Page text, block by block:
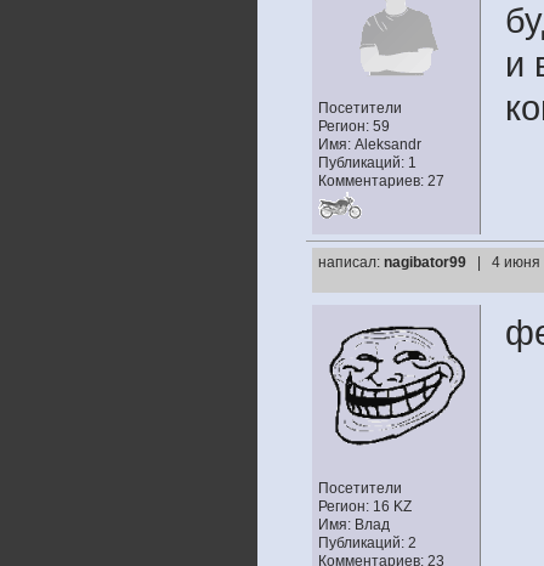
Посетители
Регион: 59
Имя: Aleksandr
Публикаций: 1
Комментариев: 27
и
написал: nagibator99 | 4
Посетители
Регион: 16 KZ
Имя: Влад
Публикаций: 2
Комментариев: 23